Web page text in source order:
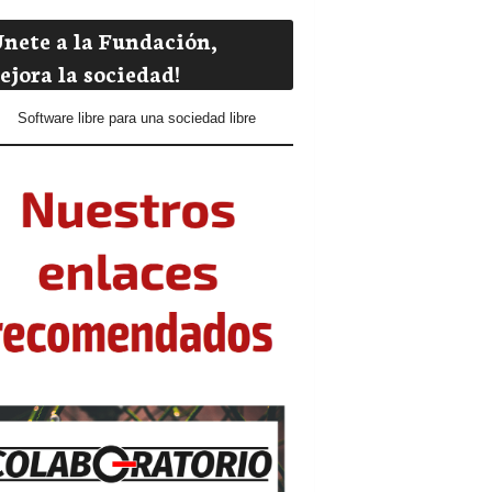
a la Fundación,
la sociedad!